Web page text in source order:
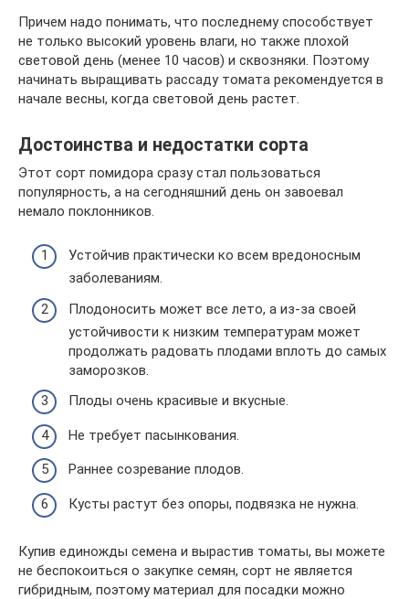
Причем надо понимать, что последнему способствует
не только высокий уровень влаги, но также плохой
световой день (менее 10 часов) и сквозняки. Поэтому
начинать выращивать рассаду томата рекомендуется в
начале весны, когда световой день растет.
Достоинства и недостатки сорта
Этот сорт помидора сразу стал пользоваться
популярность, а на сегодняшний день он завоевал
немало поклонников.
Устойчив практически ко всем вредоносным
заболеваниям.
Плодоносить может все лето, а из-за своей
устойчивости к низким температурам может
продолжать радовать плодами вплоть до самых
заморозков.
Плоды очень красивые и вкусные.
Не требует пасынкования.
Раннее созревание плодов.
Кусты растут без опоры, подвязка не нужна.
Купив единожды семена и вырастив томаты, вы можете
не беспокоиться о закупке семян, сорт не является
гибридным, поэтому материал для посадки можно